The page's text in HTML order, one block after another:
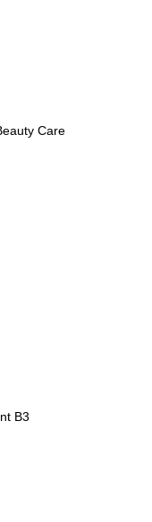
Care
B3